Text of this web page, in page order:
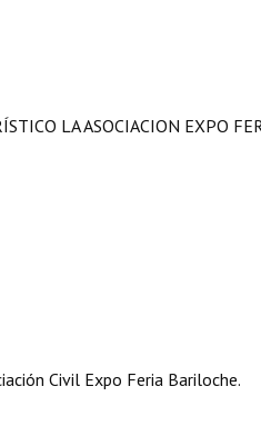
LA ASOCIACION EXPO
Civil Expo Feria Bariloche.